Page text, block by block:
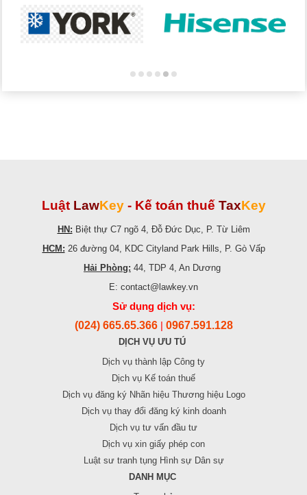
Luật LawKey - Kế toán thuế TaxKey
HN: Biệt thự C7 ngõ 4, Đỗ Đức Dục, P. Từ Liêm
HCM: 26 đường 04, KDC Cityland Park Hills, P. Gò Vấp
Hải Phòng: 44, TDP 4, An Dương
E: contact@lawkey.vn
Sử dụng dịch vụ:
(024) 665.65.366 0967.591.128
DỊCH VỤ ƯU TÚ
Dịch vụ thành lập Công ty
Dịch vụ Kế toán thuế
Dịch vụ đăng ký Nhãn hiệu Thương hiệu Logo
Dịch vụ thay đổi đăng ký kinh doanh
Dịch vụ tư vấn đầu tư
Dịch vụ xin giấy phép con
Luật sư tranh tụng Hình sự Dân sự
DANH MỤC